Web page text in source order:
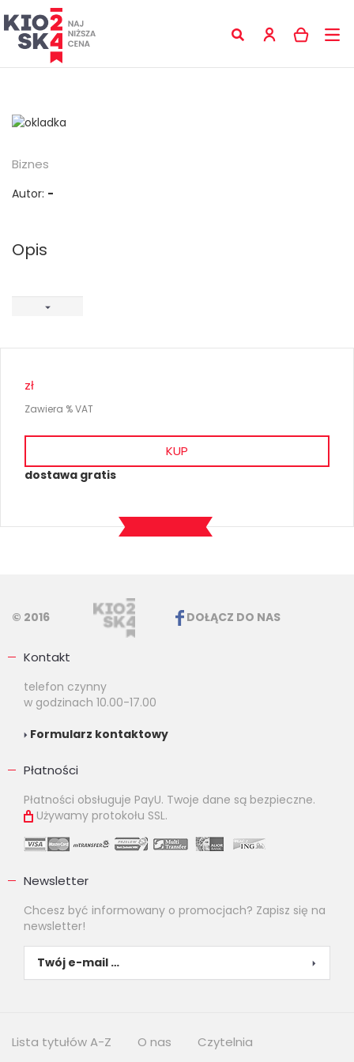
Biznes
Autor: -
Opis
zł
Zawiera % VAT
KUP
dostawa gratis
© 2016 DOŁĄCZ DO NAS
Kontakt
telefon czynny
w godzinach 10.00-17.00
Formularz kontaktowy
Płatności
Płatności obsługuje PayU. Twoje dane są bezpieczne.
Używamy protokołu SSL.
Newsletter
Chcesz być informowany o promocjach? Zapisz się na
newsletter!
Lista tytułów A-Z O nas Czytelnia